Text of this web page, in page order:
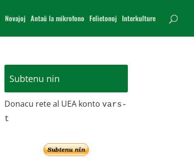
Novajoj Antaŭ la mikrofono Felietonoj Interkulture
Subtenu nin
Donacu rete al UEA kontovars-
t